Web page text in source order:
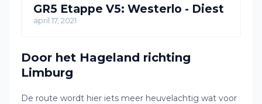
GR5 Etappe V5: Westerlo - Diest
april 17, 2021
Door het Hageland richting
Limburg
De route wordt hier iets meer heuvelachtig wat voor